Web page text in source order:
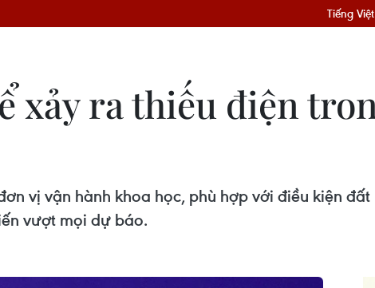
Tiếng Việt
xảy ra thiếu điện
vị vận hành khoa học, phù hợp với điều kiện
vượt mọi dự báo.